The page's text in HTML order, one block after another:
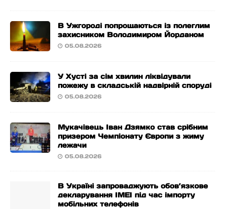
В Ужгороді попрощаються із полеглим
захисником Володимиром Йорданом
05.08.2026
У Хусті за сім хвилин ліквідували
пожежу в складській надвірній споруді
05.08.2026
Мукачівець Іван Дзямко став срібним
призером Чемпіонату Європи з жиму
лежачи
05.08.2026
В Україні запроваджують обов’язкове
декларування IMEI під час імпорту
мобільних телефонів